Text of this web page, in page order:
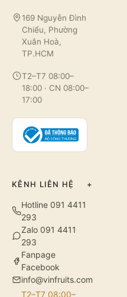
169 Nguyễn Đình
Chiểu, Phường
Xuân Hoà,
TP.HCM
T2–T7 08:00–
18:00 · CN 08:00–
17:00
KÊNH LIÊN HỆ +
Hotline 091 4411
293
Zalo 091 4411
293
Fanpage
Facebook
info@vinfruits.com
T2–T7 08:00–